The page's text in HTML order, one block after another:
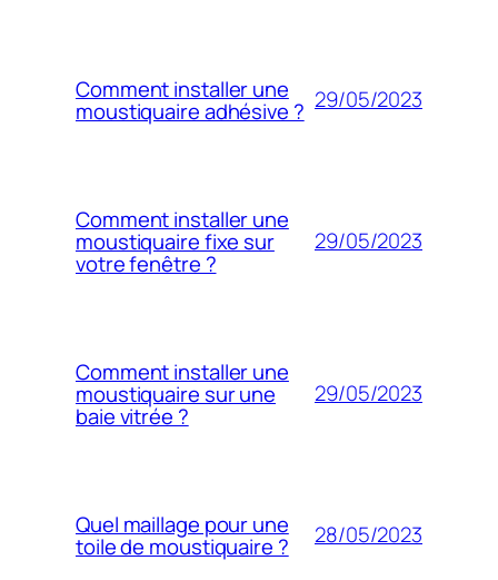
Comment installer une
moustiquaire adhésive ? 29/05/2023
Comment installer une
moustiquaire fixe sur
votre fenêtre ?
29/05/2023
Comment installer une
moustiquaire sur une
baie vitrée ?
29/05/2023
Quel maillage pour une
toile de moustiquaire ? 28/05/2023